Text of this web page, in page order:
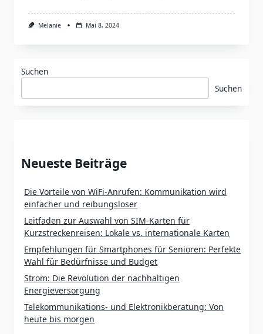
Melanie Mai 8, 2024
Suchen
Suchen
Neueste Beiträge
Die Vorteile von WiFi-Anrufen: Kommunikation wird
einfacher und reibungsloser
Leitfaden zur Auswahl von SIM-Karten für
Kurzstreckenreisen: Lokale vs. internationale Karten
Empfehlungen für Smartphones für Senioren: Perfekte
Wahl für Bedürfnisse und Budget
Strom: Die Revolution der nachhaltigen
Energieversorgung
Telekommunikations- und Elektronikberatung: Von
heute bis morgen